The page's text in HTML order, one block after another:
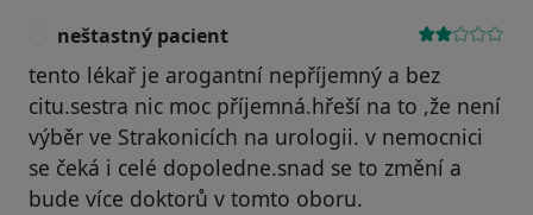
neštastný pacient
tento lékař je arogantní nepříjemný a bez
citu.sestra nic moc příjemná.hřeší na to ,že není
výběr ve Strakonicích na urologii. v nemocnici
se čeká i celé dopoledne.snad se to změní a
bude více doktorů v tomto oboru.